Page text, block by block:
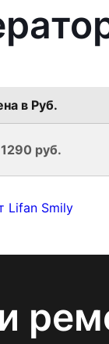
в Руб.
руб.
Lifan Smily